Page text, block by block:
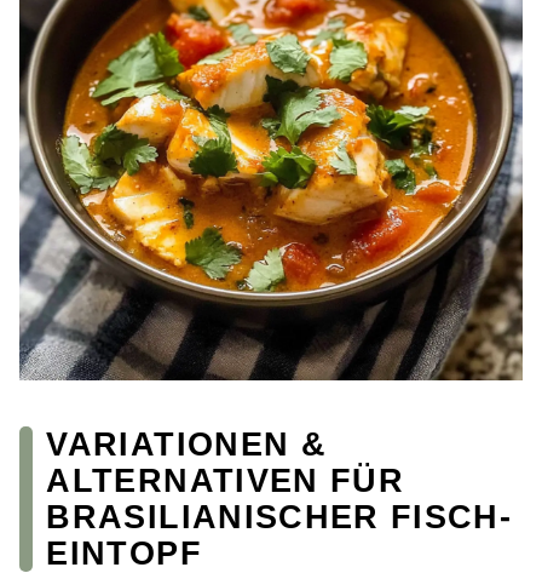
VARIATIONEN &
ALTERNATIVEN FÜR
BRASILIANISCHER FISCH-
EINTOPF